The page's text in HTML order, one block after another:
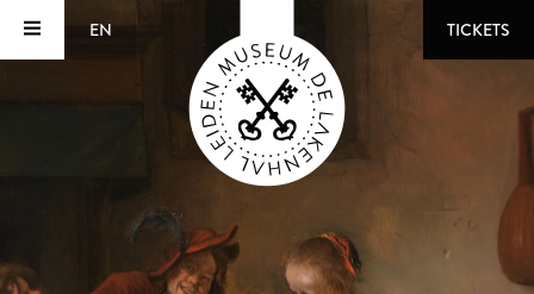
EN TICKETS